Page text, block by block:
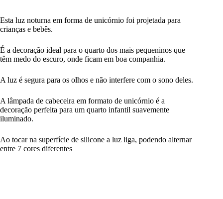
Esta luz noturna em forma de unicórnio foi projetada para
crianças e bebês.
É a decoração ideal para o quarto dos mais pequeninos que
têm medo do escuro, onde ficam em boa companhia.
A luz é segura para os olhos e não interfere com o sono deles.
A lâmpada de cabeceira em formato de unicórnio é a
decoração perfeita para um quarto infantil suavemente
iluminado.
Ao tocar na superfície de silicone a luz liga, podendo alternar
entre 7 cores diferentes